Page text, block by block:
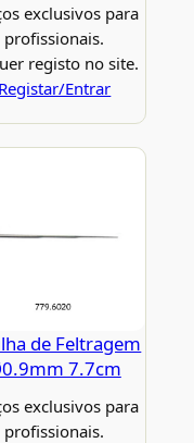
exclusivos para
profissionais.
registo no site.
Registar/Entrar
de Feltragem
7.7cm
exclusivos para
profissionais.